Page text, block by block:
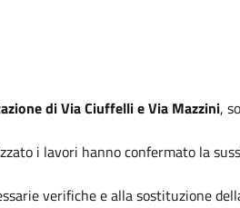
di Via Ciuffelli e Via Mazzini,
i lavori hanno confermato la
verifiche e alla sostituzione